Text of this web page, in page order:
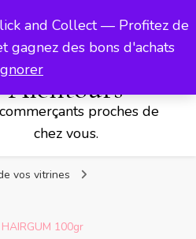
and Collect — Profitez de
gagnez des bons d'achats
Vitrines
d'Aubigny,
et ses
Alentours
proches de
chez vous.
vos vitrines
100gr